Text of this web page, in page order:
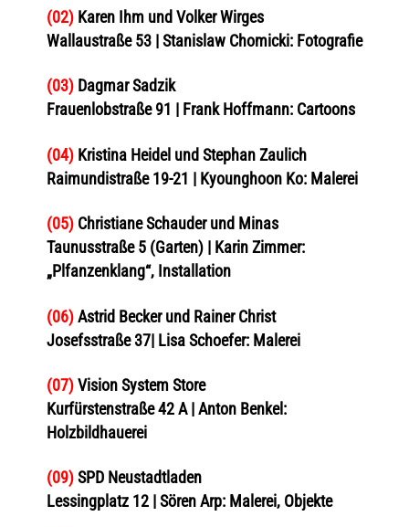
(02)Karen Ihm und Volker Wirges
Wallaustraße 53 | Stanislaw Chomicki: Fotografie
(03)Dagmar Sadzik
Frauenlobstraße 91 | Frank Hoffmann: Cartoons
(04)Kristina Heidel und Stephan Zaulich
Raimundistraße 19-21 | Kyounghoon Ko: Malerei
(05)Christiane Schauder und Minas
Taunusstraße 5 (Garten) | Karin Zimmer:
„Plfanzenklang“, Installation
(06)Astrid Becker und Rainer Christ
Josefsstraße 37| Lisa Schoefer: Malerei
(07)Vision System Store
Kurfürstenstraße 42 A | Anton Benkel:
Holzbildhauerei
(09)SPD Neustadtladen
Lessingplatz 12 | Sören Arp: Malerei, Objekte